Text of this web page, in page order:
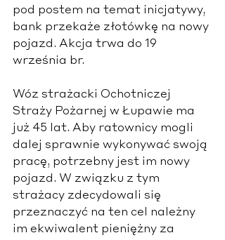
pod postem na temat inicjatywy,
bank przekaże złotówkę na nowy
pojazd. Akcja trwa do 19
września br.
Wóz strażacki Ochotniczej
Straży Pożarnej w Łupawie ma
już 45 lat. Aby ratownicy mogli
dalej sprawnie wykonywać swoją
pracę, potrzebny jest im nowy
pojazd. W związku z tym
strażacy zdecydowali się
przeznaczyć na ten cel należny
im ekwiwalent pieniężny za